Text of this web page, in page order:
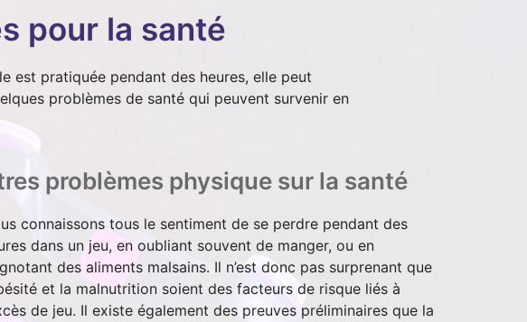
pour la santé
est pratiquée pendant des heures, elle peut
problèmes de santé qui peuvent survenir en
problèmes physique sur la santé
connaissons tous le sentiment de se perdre pendant des
dans un jeu, en oubliant souvent de manger, ou en
des aliments malsains. Il n’est donc pas surprenant que
et la malnutrition soient des facteurs de risque liés à
de jeu. Il existe également des preuves préliminaires que la